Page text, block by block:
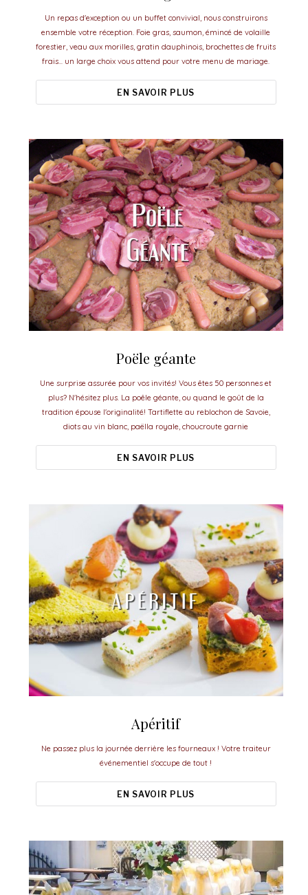
Un repas d'exception ou un buffet convivial, nous construirons
ensemble votre réception. Foie gras, saumon, émincé de volaille
forestier, veau aux morilles, gratin dauphinois, brochettes de fruits
frais... un large choix vous attend pour votre menu de mariage.
EN SAVOIR PLUS
Poële géante
Une surprise assurée pour vos invités! Vous êtes 50 personnes et
plus? N'hésitez plus. La poêle géante, ou quand le goût de la
tradition épouse l'originalité! Tartiflette au reblochon de Savoie,
diots au vin blanc, paëlla royale, choucroute garnie
EN SAVOIR PLUS
Apéritif
Ne passez plus la journée derrière les fourneaux ! Votre traiteur
événementiel s'occupe de tout !
EN SAVOIR PLUS